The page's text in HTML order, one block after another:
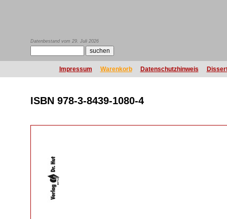
Datenbestand vom 29. Juli 2026
Impressum Warenkorb Datenschutzhinweis
ISBN 978-3-8439-1080-4